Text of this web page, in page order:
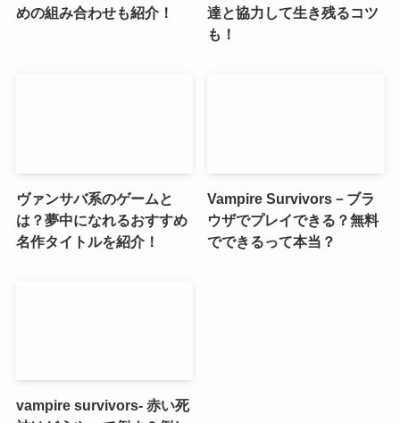
めの組み合わせも紹介！
達と協力して生き残るコツ
も！
ヴァンサバ系のゲームと
は？夢中になれるおすすめ
名作タイトルを紹介！
Vampire Survivors－ブラ
ウザでプレイできる？無料
でできるって本当？
vampire survivors- 赤い死